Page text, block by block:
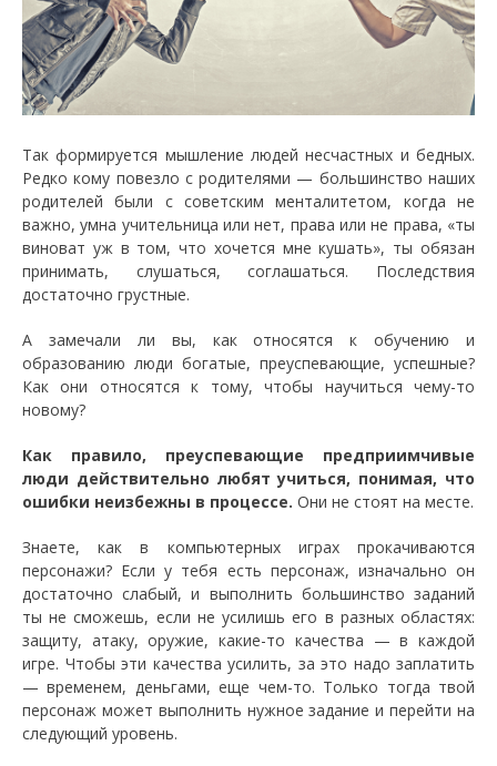
Так формируется мышление людей несчастных и бедных.
Редко кому повезло с родителями — большинство наших
родителей были с советским менталитетом, когда не
важно, умна учительница или нет, права или не права, «ты
виноват уж в том, что хочется мне кушать», ты обязан
принимать, слушаться, соглашаться. Последствия
достаточно грустные.
А замечали ли вы, как относятся к обучению и
образованию люди богатые, преуспевающие, успешные?
Как они относятся к тому, чтобы научиться чему-то
новому?
Как правило, преуспевающие предприимчивые
люди действительно любят учиться, понимая, что
ошибки неизбежны в процессе. Они не стоят на месте.
Знаете, как в компьютерных играх прокачиваются
персонажи? Если у тебя есть персонаж, изначально он
достаточно слабый, и выполнить большинство заданий
ты не сможешь, если не усилишь его в разных областях:
защиту, атаку, оружие, какие-то качества — в каждой
игре. Чтобы эти качества усилить, за это надо заплатить
— временем, деньгами, еще чем-то. Только тогда твой
персонаж может выполнить нужное задание и перейти на
следующий уровень.